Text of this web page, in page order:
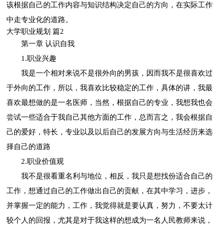
该根据自己的工作内容与知识结构决定自己的方向，在实际工作
中走专业化的道路。
大学职业规划 篇2
第一章 认识自我
1.职业兴趣
我是一个相对来说不是很外向的男孩，因而我不是很喜欢过
于外向的工作，所以，我喜欢比较稳定的工作，具体的讲，我最
喜欢最想做的是一名医师，当然，根据自己的专业，我想我也会
尝试一些适合于我自己其他方面的工作，总而言之，我会根据自
己的爱好，特长，专业以及以后自己的发展方向与生活经历来选
择自己的道路
2.职业价值观
我不是很看重名利与地位，相反，我只是想找份适合自己的
工作，想通过自己的工作做出自己的贡献，在其中学习，进步，
并掌握一定的能力，工作，我觉得就是要认真，努力，不要太计
较个人的回报，尤其是对于我这样的想成为一名人民教师来说，